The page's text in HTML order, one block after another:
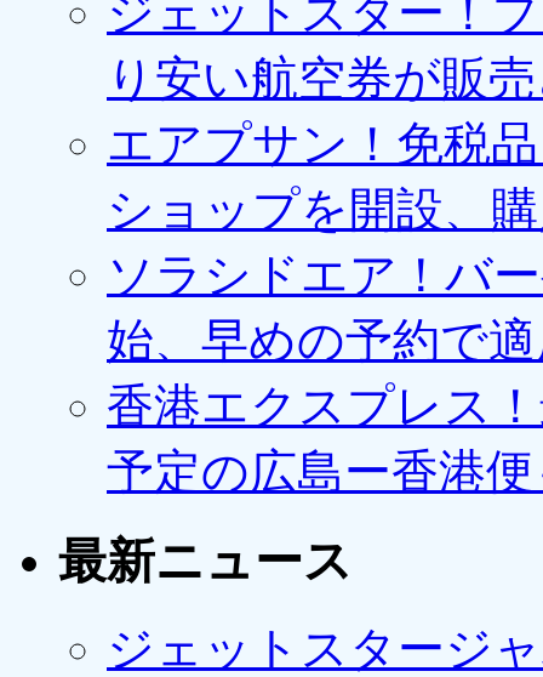
ジェットスター！
り安い航空券が販
エアプサン！免税
ショップを開設、
ソラシドエア！バ
始、早めの予約で
香港エクスプレス
予定の広島ー香港
最新ニュース
ジェットスタージ